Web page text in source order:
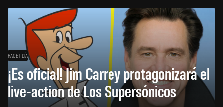
HACE 1 DÍA
¡Es oficial! Jim Carrey protagonizará el
live-action de Los Supersónicos